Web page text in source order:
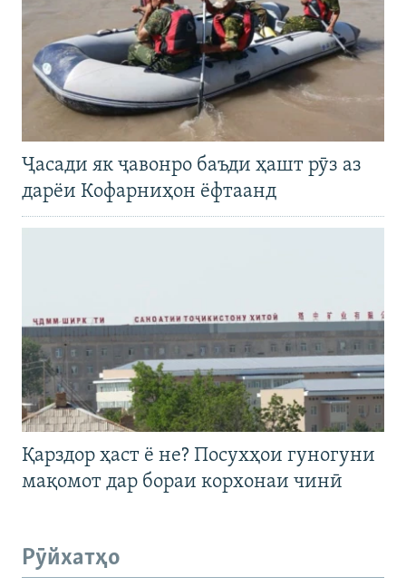
Ҷасади як ҷавонро баъди ҳашт рӯз аз
дарёи Кофарниҳон ёфтаанд
Қарздор ҳаст ё не? Посухҳои гуногуни
мақомот дар бораи корхонаи чинӣ
Рӯйхатҳо